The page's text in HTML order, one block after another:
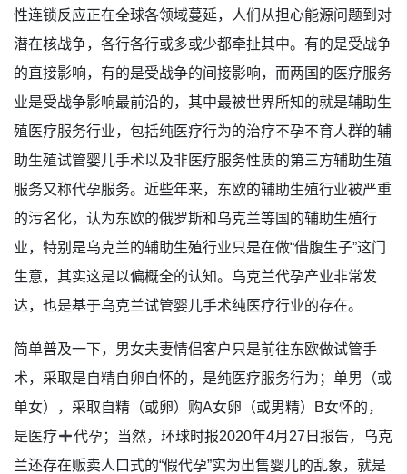
性连锁反应正在全球各领域蔓延，人们从担心能源问题到对
潜在核战争，各行各行或多或少都牵扯其中。有的是受战争
的直接影响，有的是受战争的间接影响，而两国的医疗服务
业是受战争影响最前沿的，其中最被世界所知的就是辅助生
殖医疗服务行业，包括纯医疗行为的治疗不孕不育人群的辅
助生殖试管婴儿手术以及非医疗服务性质的第三方辅助生殖
服务又称代孕服务。近些年来，东欧的辅助生殖行业被严重
的污名化，认为东欧的俄罗斯和乌克兰等国的辅助生殖行
业，特别是乌克兰的辅助生殖行业只是在做“借腹生子”这门
生意，其实这是以偏概全的认知。乌克兰代孕产业非常发
达，也是基于乌克兰试管婴儿手术纯医疗行业的存在。
简单普及一下，男女夫妻情侣客户只是前往东欧做试管手
术，采取是自精自卵自怀的，是纯医疗服务行为；单男（或
单女），采取自精（或卵）购A女卵（或男精）B女怀的，
是医疗
代孕；当然，环球时报2020年4月27日报告，乌克
兰还存在贩卖人口式的“假代孕”实为出售婴儿的乱象，就是